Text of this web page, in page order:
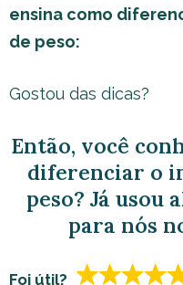
ensina como
de peso:
Gostou das dicas?
Então, você
diferenciar o
peso? Já usou
para nós
Foi útil?